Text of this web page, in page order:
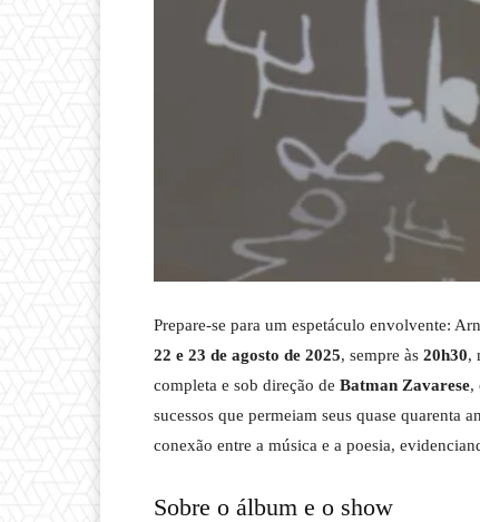
Prepare-se para um espetáculo envolvente:
22 e 23 de agosto de 2025, sempre às 20h30,
completa e sob direção de Batman Zavarese,
sucessos que permeiam seus quase quarenta
conexão entre a música e a poesia,
Sobre o álbum e o show